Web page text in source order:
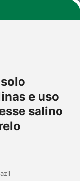
e uso
salino